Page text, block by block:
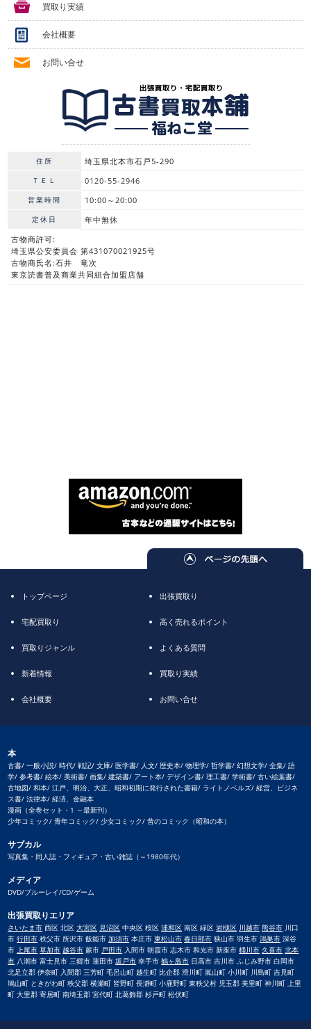
買取り実績
会社概要
お問い合せ
住所 埼玉県北本市石戸5-290
ＴＥＬ 0120-55-2946
営業時間 10:00～20:00
定休日
年中無休
古物商許可:
埼玉県公安委員会 第431070021925号
古物商氏名:石井 竜次
東京読書普及商業共同組合加盟店舗
トップページ 出張買取り
宅配買取り 高く売れるポイント
買取りジャンル よくある質問
新着情報 買取り実績
会社概要 お問い合せ
本
古書/ 一般小説/ 時代/ 戦記/ 文庫/ 医学書/ 人文/ 歴史本/ 物理学/ 哲学書/ 幻想文学/ 全集/ 語
学/ 参考書/ 絵本/ 美術書/ 画集/ 建築書/ アート本/ デザイン書/ 理工書/ 学術書/ 古い絵葉書/
古地図/ 和本/ 江戸、明治、大正、昭和初期に発行された書籍/ ライトノベルズ/ 経営、ビジネ
ス書/ 法律本/ 経済、金融本
漫画（全巻セット・1 ～最新刊）
少年コミック/ 青年コミック/ 少女コミック/ 昔のコミック（昭和の本）
サブカル
写真集・同人誌・フィギュア・古い雑誌（～1980年代）
メディア
DVD/ブルーレイ/CD/ゲーム
出張買取りエリア
さいたま市 西区 北区大宮区 見沼区 中央区 桜区浦和区 南区 緑区岩槻区 川越市 熊谷市 川口
市行田市 秩父市 所沢市 飯能市加須市 本庄市東松山市 春日部市 狭山市 羽生市鴻巣市 深谷
市 上尾市 草加市 越谷市 蕨市 戸田市 入間市 朝霞市 志木市 和光市 新座市桶川市 久喜市 北本
市 八潮市 富士見市 三郷市 蓮田市坂戸市 幸手市鶴ヶ島市 日高市 吉川市 ふじみ野市 白岡市
北足立郡 伊奈町 入間郡 三芳町 毛呂山町 越生町 比企郡 滑川町 嵐山町 小川町 川島町 吉見町
鳩山町 ときがわ町 秩父郡 横瀬町 皆野町 長瀞町 小鹿野町 東秩父村 児玉郡 美里町 神川町 上里
町 大里郡 寄居町 南埼玉郡 宮代町 北葛飾郡 杉戸町 松伏町